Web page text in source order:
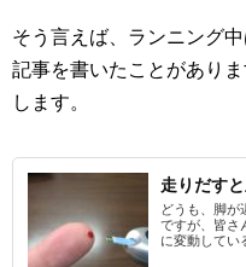
そう言えば、ランニング
記事を書いたことがあり
します。
走りだす
どうも、脚が
ですが、皆さ
に変動してい